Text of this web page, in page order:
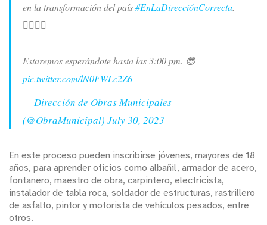
en la transformación del país#EnLaDirecciónCorrecta.
👷‍♂️👷‍♀️
Estaremos esperándote hasta las 3:00 pm. 😎
pic.twitter.com/lN0FWLc2Z6
— Dirección de Obras Municipales
(@ObraMunicipal) July 30, 2023
En este proceso pueden inscribirse jóvenes, mayores de 18
años, para aprender oficios como albañil, armador de acero,
fontanero, maestro de obra, carpintero, electricista,
instalador de tabla roca, soldador de estructuras, rastrillero
de asfalto, pintor y motorista de vehículos pesados, entre
otros.